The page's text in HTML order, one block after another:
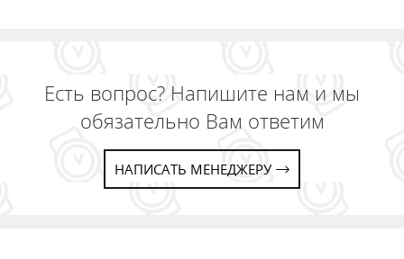
Есть вопрос? Напишите нам и мы
обязательно Вам ответим
НАПИСАТЬ МЕНЕДЖЕРУ